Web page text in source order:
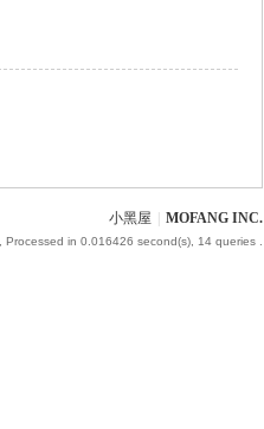
小黑屋 MOFANG INC.
, Processed in 0.016426 second(s), 14 queries .